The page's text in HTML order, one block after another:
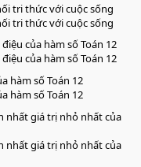
tri thức với cuộc sống
tri thức với cuộc sống
của hàm số Toán 12
của hàm số Toán 12
hàm số Toán 12
hàm số Toán 12
nhất giá trị nhỏ nhất của
nhất giá trị nhỏ nhất của